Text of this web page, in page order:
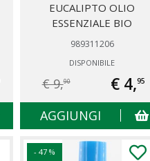
EUCALIPTO OLIO
ESSENZIALE BIO
989311206
DISPONIBILE
€ 9,90 € 4,95
AGGIUNGI
- 47 %